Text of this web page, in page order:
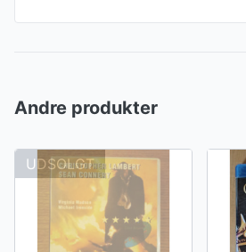
Andre produkter
UDSOLGT